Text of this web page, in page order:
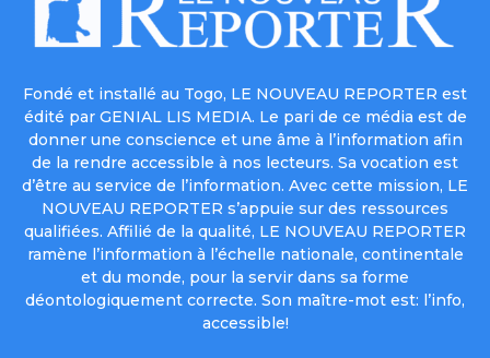
Fondé et installé au Togo, LE NOUVEAU REPORTER est
édité par GENIAL LIS MEDIA. Le pari de ce média est de
donner une conscience et une âme à l’information afin
de la rendre accessible à nos lecteurs. Sa vocation est
d’être au service de l’information. Avec cette mission, LE
NOUVEAU REPORTER s’appuie sur des ressources
qualifiées. Affilié de la qualité, LE NOUVEAU REPORTER
ramène l’information à l’échelle nationale, continentale
et du monde, pour la servir dans sa forme
déontologiquement correcte. Son maître-mot est: l’info,
accessible!